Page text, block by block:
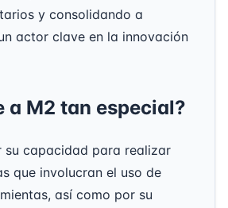
y consolidando a
actor clave en la innovación
a M2 tan especial?
su capacidad para realizar
que involucran el uso de
así como por su